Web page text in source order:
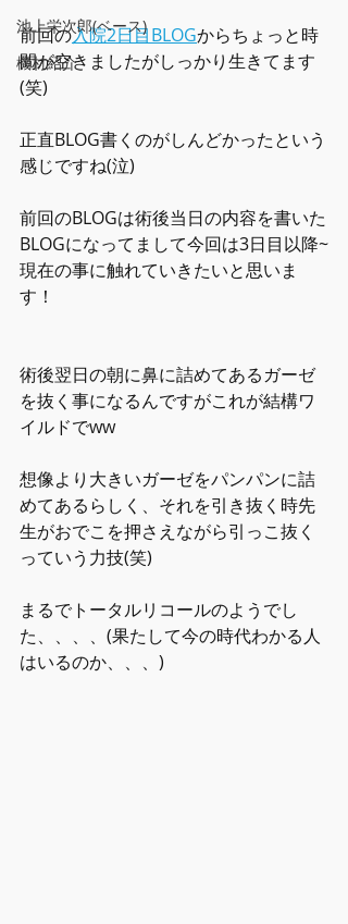
池上栄次郎(ベース)
機材紹介
前回の入院2日目BLOGからちょっと時
間が空きましたがしっかり生きてます
(笑)
正直BLOG書くのがしんどかったという
感じですね(泣)
前回のBLOGは術後当日の内容を書いた
BLOGになってまして今回は3日目以降~
現在の事に触れていきたいと思いま
す！
術後翌日の朝に鼻に詰めてあるガーゼ
を抜く事になるんですがこれが結構ワ
イルドでww
想像より大きいガーゼをパンパンに詰
めてあるらしく、それを引き抜く時先
生がおでこを押さえながら引っこ抜く
っていう力技(笑)
まるでトータルリコールのようでし
た、、、、(果たして今の時代わかる人
はいるのか、、、)